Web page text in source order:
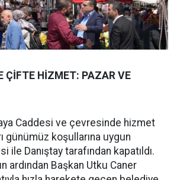
ÇİFTE HİZMET: PAZAR VE
Caddesi ve çevresinde hizmet
günümüz koşullarına uygun
ile Danıştay tarafından kapatıldı.
ardından Başkan Utku Caner